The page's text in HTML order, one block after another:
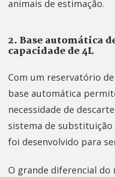
animais de estimação.
2. Base automática
capacidade de 4L
Com um reservatório
base automática
necessidade de
sistema de
foi desenvolvido para
O grande diferencial do